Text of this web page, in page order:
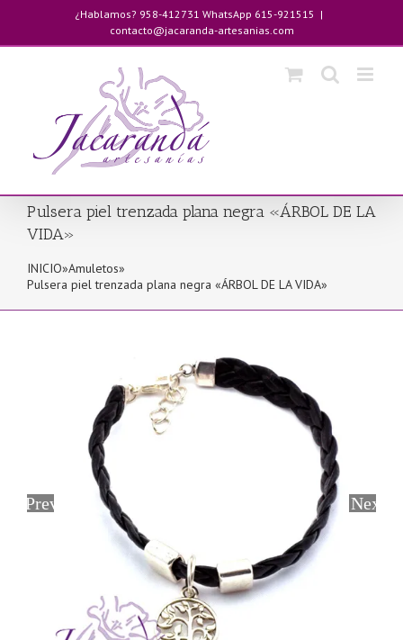
contenido
¿Hablamos? 958-412731 WhatsApp 615-921515 |
contacto@jacaranda-artesanias.com
Pulsera piel trenzada plana negra «ÁRBOL DE LA
VIDA»
INICIO»Amuletos»
Pulsera piel trenzada plana negra «ÁRBOL DE LA VIDA»
Previous Next